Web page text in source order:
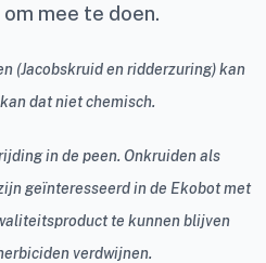
mee te doen.
(Jacobskruid en ridderzuring) kan
dat niet chemisch.
in de peen. Onkruiden als
geïnteresseerd in de Ekobot met
te kunnen blijven
verdwijnen.